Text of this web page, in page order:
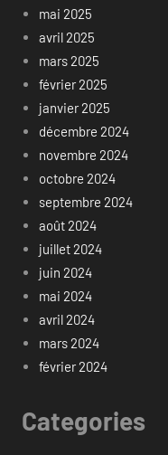
mai 2025
avril 2025
mars 2025
février 2025
janvier 2025
décembre 2024
novembre 2024
octobre 2024
septembre 2024
août 2024
juillet 2024
juin 2024
mai 2024
avril 2024
mars 2024
février 2024
Categories